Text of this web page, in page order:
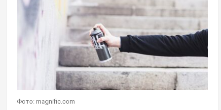
Фото: magnific.com